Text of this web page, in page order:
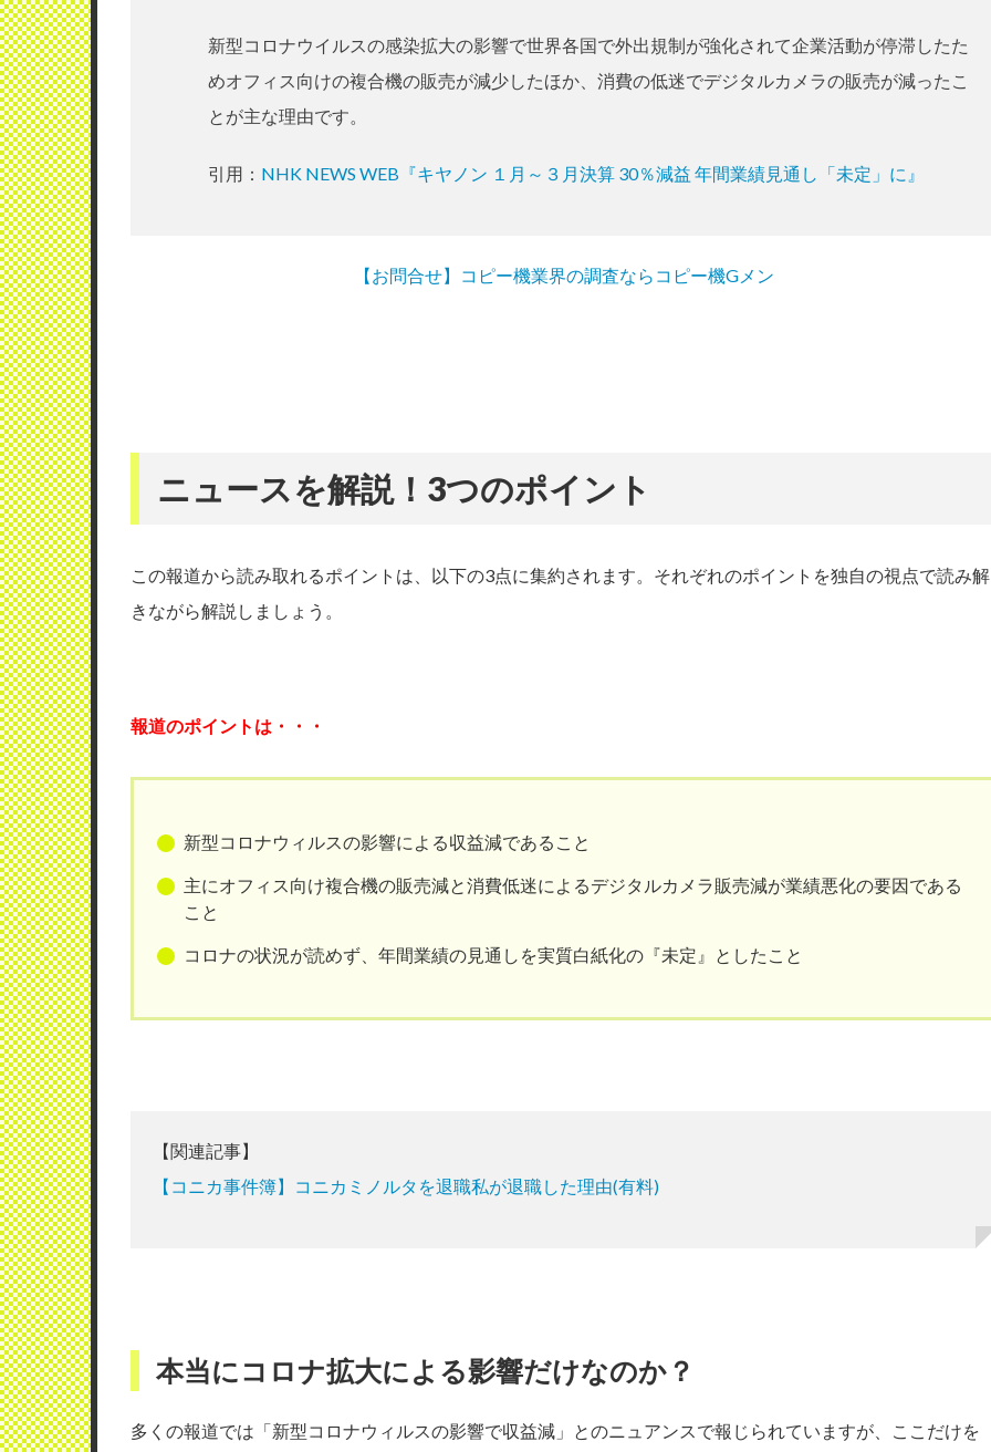
新型コロナウイルスの感染拡大の影響で世界各国で外出規制が強化されて企業活動が停滞したた
めオフィス向けの複合機の販売が減少したほか、消費の低迷でデジタルカメラの販売が減ったこ
とが主な理由です。
引用： NHK NEWS WEB『キヤノン １月～３月決算 30％減益 年間業績見通し「未定」に』
【お問合せ】コピー機業界の調査ならコピー機Gメン
ニュースを解説！3つのポイント
この報道から読み取れるポイントは、以下の3点に集約されます。それぞれのポイントを独自の視点で読み解
きながら解説しましょう。
報道のポイントは・・・
新型コロナウィルスの影響による収益減であること
主にオフィス向け複合機の販売減と消費低迷によるデジタルカメラ販売減が業績悪化の要因である
こと
コロナの状況が読めず、年間業績の見通しを実質白紙化の『未定』としたこと
【関連記事】
【コニカ事件簿】コニカミノルタを退職私が退職した理由(有料)
本当にコロナ拡大による影響だけなのか？
多くの報道では「新型コロナウィルスの影響で収益減」とのニュアンスで報じられていますが、ここだけを